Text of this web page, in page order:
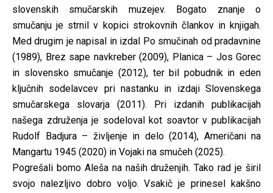
slovenskih smučarskih muzejev. Bogato znanje o
smučanju je strnil v kopici strokovnih člankov in knjigah.
Med drugim je napisal in izdal Po smučinah od pradavnine
(1989), Brez sape navkreber (2009), Planica – Jos Gorec
in slovensko smučanje (2012), ter bil pobudnik in eden
ključnih sodelavcev pri nastanku in izdaji Slovenskega
smučarskega slovarja (2011). Pri izdanih publikacijah
našega združenja je sodeloval kot soavtor v publikacijah
Rudolf Badjura – življenje in delo (2014), Američani na
Mangartu 1945 (2020) in Vojaki na smučeh (2025).
Pogrešali bomo Aleša na naših druženjih. Tako rad je širil
svojo nalezljivo dobro voljo. Vsakič je prinesel kakšno